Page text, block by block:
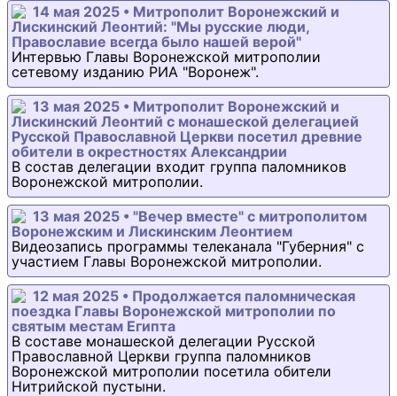
14 мая 2025 • Митрополит Воронежский и
Лискинский Леонтий: "Мы русские люди,
Православие всегда было нашей верой"
Интервью Главы Воронежской митрополии
сетевому изданию РИА "Воронеж".
13 мая 2025 • Митрополит Воронежский и
Лискинский Леонтий с монашеской делегацией
Русской Православной Церкви посетил древние
обители в окрестностях Александрии
В состав делегации входит группа паломников
Воронежской митрополии.
13 мая 2025 • "Вечер вместе" с митрополитом
Воронежским и Лискинским Леонтием
Видеозапись программы телеканала "Губерния" с
участием Главы Воронежской митрополии.
12 мая 2025 • Продолжается паломническая
поездка Главы Воронежской митрополии по
святым местам Египта
В составе монашеской делегации Русской
Православной Церкви группа паломников
Воронежской митрополии посетила обители
Нитрийской пустыни.